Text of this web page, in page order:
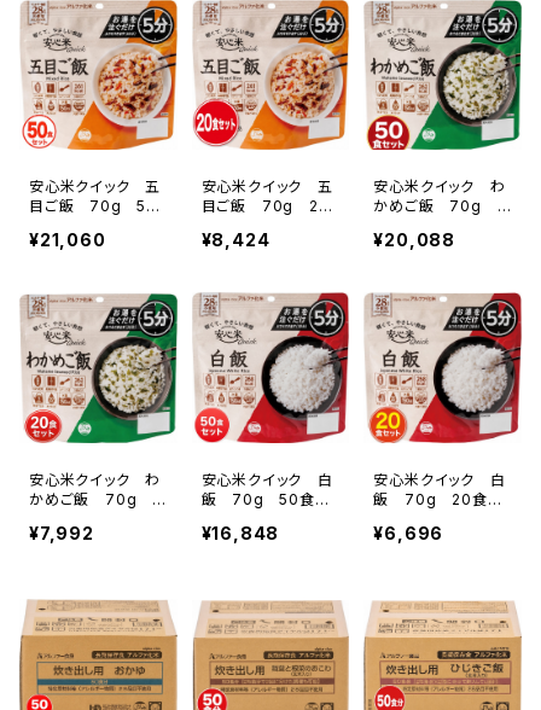
安心米クイック 五
目ご飯 70g 50
¥21,060
安心米クイック 五
目ご飯 70g 20
¥8,424
安心米クイック わ
かめご飯 70g 5
4)
¥20,088
安心米クイック わ
かめご飯 70g 2
3)
¥7,992
安心米クイック 白
飯 70g 50食／
¥16,848
安心米クイック 白
飯 70g 20食／
¥6,696